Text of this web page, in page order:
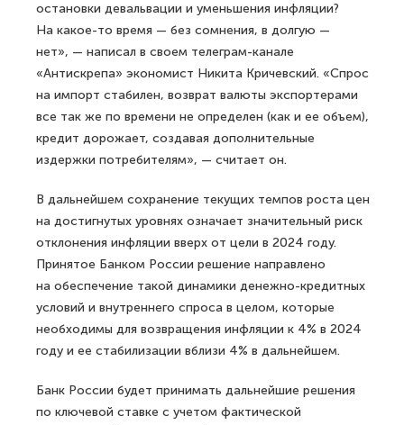
остановки девальвации и уменьшения инфляции?
На какое-то время — без сомнения, в долгую —
нет», — написал в своем телеграм-канале
«Антискрепа» экономист Никита Кричевский. «Спрос
на импорт стабилен, возврат валюты экспортерами
все так же по времени не определен (как и ее объем),
кредит дорожает, создавая дополнительные
издержки потребителям», — считает он.
В дальнейшем сохранение текущих темпов роста цен
на достигнутых уровнях означает значительный риск
отклонения инфляции вверх от цели в 2024 году.
Принятое Банком России решение направлено
на обеспечение такой динамики денежно-кредитных
условий и внутреннего спроса в целом, которые
необходимы для возвращения инфляции к 4% в 2024
году и ее стабилизации вблизи 4% в дальнейшем.
Банк России будет принимать дальнейшие решения
по ключевой ставке с учетом фактической